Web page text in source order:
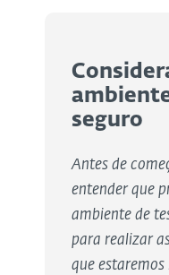
seguro
Antes de
entender que
ambiente de
para realizar
que